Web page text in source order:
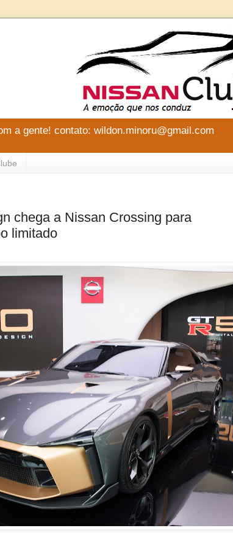
a gente! contato: wildon.minoru@gmail.com
chega a Nissan Crossing para
limitado